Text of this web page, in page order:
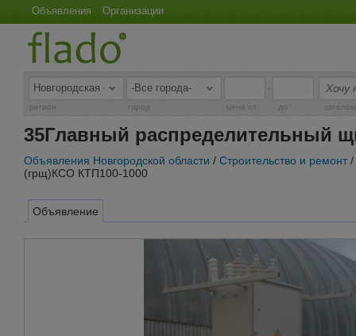
Объявления Организации
-
регион город цена от до
35Главный распределительный
Объявления Новгородской области / Строительство и ремонт /
(грщ)КСО КТП100-1000
Объявление